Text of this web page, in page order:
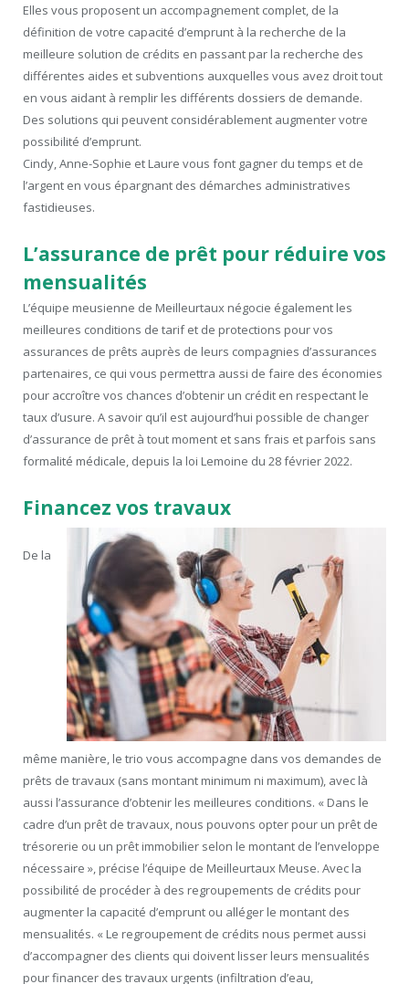
Elles vous proposent un accompagnement complet, de la
définition de votre capacité d’emprunt à la recherche de la
meilleure solution de crédits en passant par la recherche des
différentes aides et subventions auxquelles vous avez droit tout
en vous aidant à remplir les différents dossiers de demande.
Des solutions qui peuvent considérablement augmenter votre
possibilité d’emprunt.
Cindy, Anne-Sophie et Laure vous font gagner du temps et de
l’argent en vous épargnant des démarches administratives
fastidieuses.
L’assurance de prêt pour réduire vos
mensualités
L’équipe meusienne de Meilleurtaux négocie également les
meilleures conditions de tarif et de protections pour vos
assurances de prêts auprès de leurs compagnies d’assurances
partenaires, ce qui vous permettra aussi de faire des économies
pour accroître vos chances d’obtenir un crédit en respectant le
taux d’usure. A savoir qu’il est aujourd’hui possible de changer
d’assurance de prêt à tout moment et sans frais et parfois sans
formalité médicale, depuis la loi Lemoine du 28 février 2022.
Financez vos travaux
De la
même manière, le trio vous accompagne dans vos demandes de
prêts de travaux (sans montant minimum ni maximum), avec là
aussi l’assurance d’obtenir les meilleures conditions. « Dans le
cadre d’un prêt de travaux, nous pouvons opter pour un prêt de
trésorerie ou un prêt immobilier selon le montant de l’enveloppe
nécessaire », précise l’équipe de Meilleurtaux Meuse. Avec la
possibilité de procéder à des regroupements de crédits pour
augmenter la capacité d’emprunt ou alléger le montant des
mensualités. « Le regroupement de crédits nous permet aussi
d’accompagner des clients qui doivent lisser leurs mensualités
pour financer des travaux urgents (infiltration d’eau,